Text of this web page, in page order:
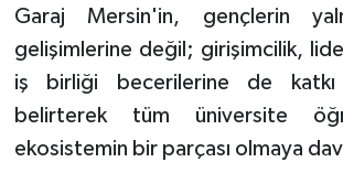
Garaj Mersin'in, gençlerin
gelişimlerine değil; girişimcilik,
iş birliği becerilerine de katkı
belirterek tüm üniversite
ekosistemin bir parçası olmaya